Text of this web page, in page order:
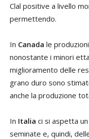
Clal positive a livello
permettendo.
In Canada le
nonostante i minori
miglioramento delle
grano duro sono
anche la produzione
In Italia ci si aspetta
seminate e, quindi,